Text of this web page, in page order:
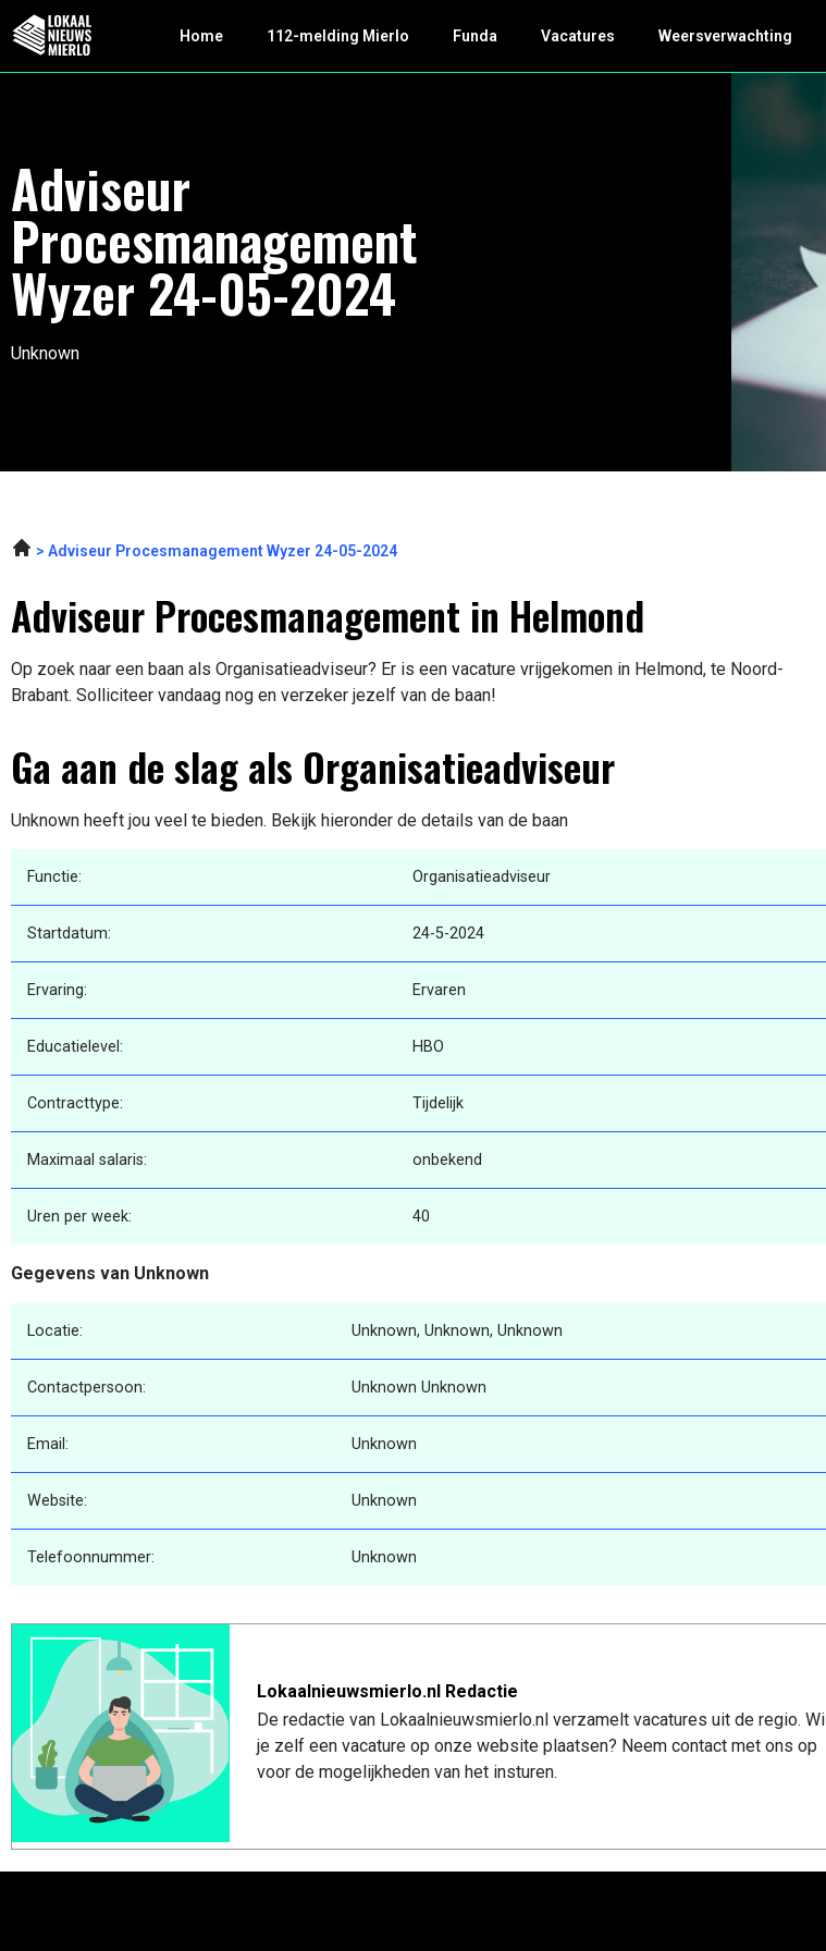
Home 112-melding Mierlo Funda Vacatures Weersverwachting
Adviseur
Procesmanagement
Wyzer 24-05-2024
Unknown
Adviseur Procesmanagement Wyzer 24-05-2024
Adviseur Procesmanagement in Helmond
Op zoek naar een baan als Organisatieadviseur? Er is een vacature vrijgekomen in Helmond, te Noord-
Brabant. Solliciteer vandaag nog en verzeker jezelf van de baan!
Ga aan de slag als Organisatieadviseur
Unknown heeft jou veel te bieden. Bekijk hieronder de details van de baan
Functie: Organisatieadviseur
Startdatum: 24-5-2024
Ervaring: Ervaren
Educatielevel: HBO
Contracttype: Tijdelijk
Maximaal salaris: onbekend
Uren per week: 40
Gegevens van Unknown
Locatie: Unknown, Unknown, Unknown
Contactpersoon: Unknown Unknown
Email: Unknown
Website: Unknown
Telefoonnummer: Unknown
Lokaalnieuwsmierlo.nl Redactie
De redactie van Lokaalnieuwsmierlo.nl verzamelt vacatures uit de regio. Wil
je zelf een vacature op onze website plaatsen? Neem contact met ons op
voor de mogelijkheden van het insturen.